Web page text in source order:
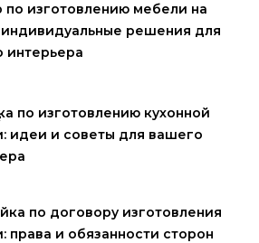
по изготовлению мебели на
индивидуальные решения для
интерьера
по изготовлению кухонной
идеи и советы для вашего
по договору изготовления
права и обязанности сторон